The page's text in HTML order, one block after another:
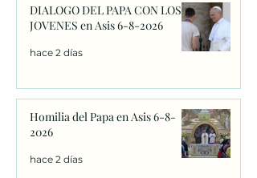
DIALOGO DEL PAPA CON LOS
JOVENES en Asis 6-8-2026
hace 2 días
Homilia del Papa en Asis 6-8-
2026
hace 2 días